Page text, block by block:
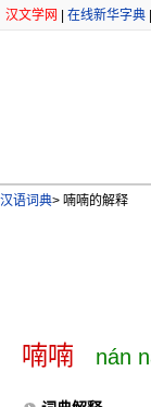
汉文学网 在线新华字典
汉语词典> 喃喃的解释
喃喃 nán